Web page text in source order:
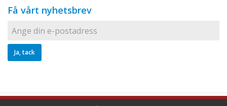
Få vårt nyhetsbrev